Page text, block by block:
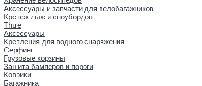
Аксессуары и запчасти для велобагажников
Крепеж лыж и сноубордов
Thule
Аксессуары
Крепления для водного снаряжения
Серфинг
Грузовые корзины
Защита бамперов и пороги
Коврики
Багажника